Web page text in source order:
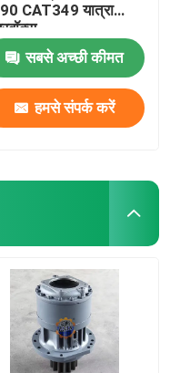
CAT349 यात्रा
सबसे अच्छी कीमत
हमसे संपर्क करें